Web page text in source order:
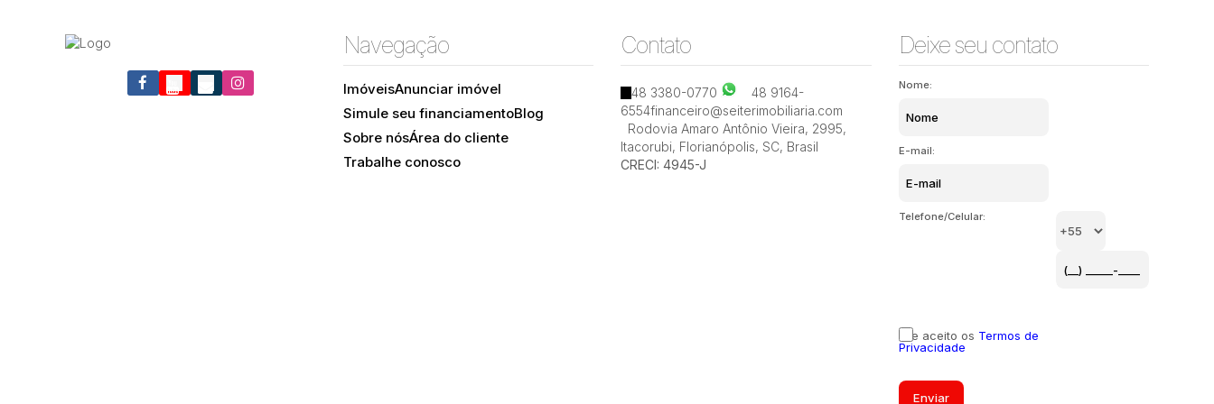
Itacorubi, Florianópolis, Santa Catarina, Brasil Itacorubi, Florianópolis, Santa Catarina, Brasil Itacorubi, Florianópolis, Santa Catarina, Brasil
Navegação
ImóveisAnunciar imóvel
Simule seu financiamentoBlog
Sobre nósÁrea do cliente
Trabalhe conosco
Contato
48 3380-0770
48 9164-
6554financeiro@seiterimobiliaria.com
Rodovia Amaro Antônio Vieira, 2995,
Itacorubi, Florianópolis, SC, Brasil
CRECI: 4945-J
Deixe seu contato
Nome:
E-mail:
Telefone/Celular:
Li e aceito os Termos de
Privacidade